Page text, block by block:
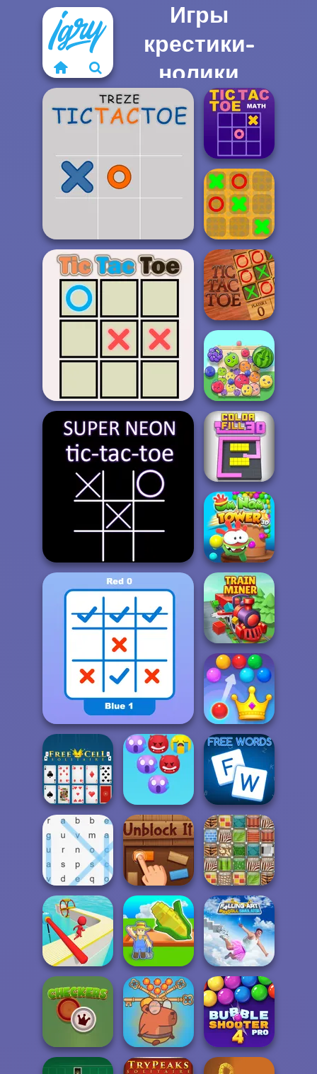
Игры
крестики-
нолики
Treze Tic Tac Toe
Tic Tac Toe 4 Player
Super Neon TicTacToe
Tick Cross 2 Players
Tic Tac Toe Math
XOX Tic Tac Toe
TicTacToe
Fruit Party
Color Fill 3D
Om Nom Tower
3D
Train Miner
Royal Bubble
Blast
Free Cell Solitaire
Emoji Bubble
Shooter
Free Words
Word Search Unblock It Patterns Link
Fun Race 3D
My Garden
Journey
Falling Art
Ragdoll
Simulator